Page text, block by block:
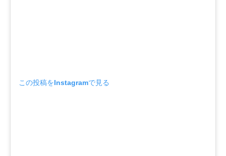
この投稿をInstagramで見る